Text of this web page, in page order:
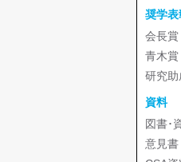
奨学
会長賞
青木賞
研究助
資料
図書･
意見書